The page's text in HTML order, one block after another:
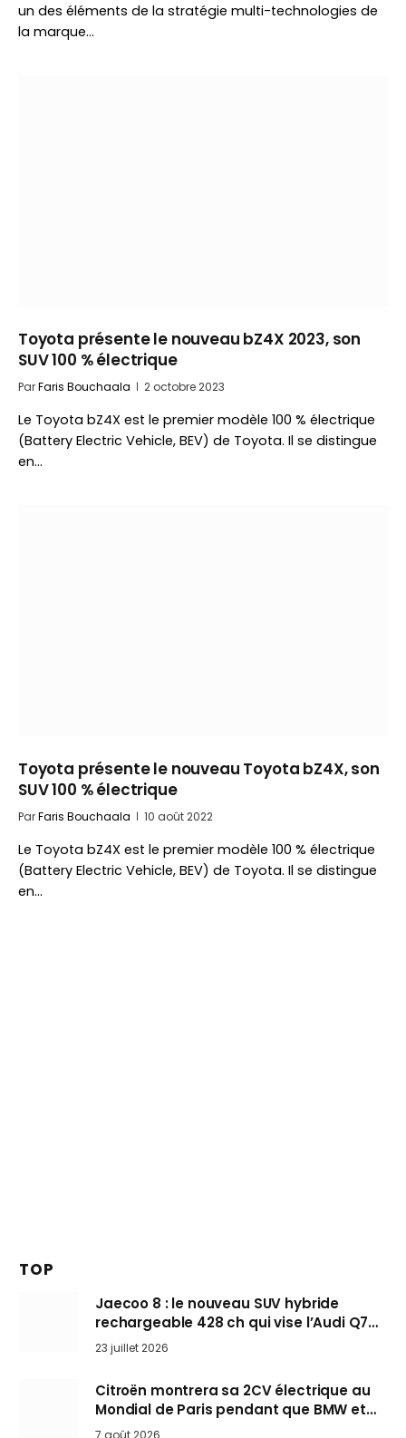
un des éléments de la stratégie multi-technologies de
la marque…
Toyota présente le nouveau bZ4X 2023, son
SUV 100 % électrique
ParFaris Bouchaala 2 octobre 2023
Le Toyota bZ4X est le premier modèle 100 % électrique
(Battery Electric Vehicle, BEV) de Toyota. Il se distingue
en…
Toyota présente le nouveau Toyota bZ4X, son
SUV 100 % électrique
ParFaris Bouchaala 10 août 2022
Le Toyota bZ4X est le premier modèle 100 % électrique
(Battery Electric Vehicle, BEV) de Toyota. Il se distingue
en…
TOP
Jaecoo 8 : le nouveau SUV hybride
rechargeable 428 ch qui vise l’Audi Q7
arrive en Europe cet automne
23 juillet 2026
Citroën montrera sa 2CV électrique au
Mondial de Paris pendant que BMW et
Mini désertent le salon
7 août 2026